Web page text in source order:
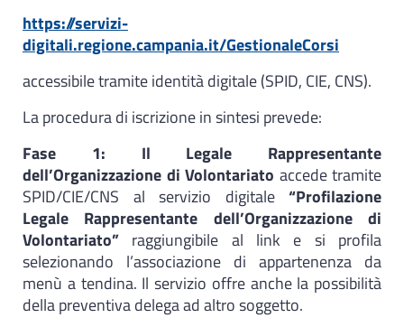
https://servizi-
digitali.regione.campania.it/GestionaleCorsi
accessibile tramite identità digitale (SPID, CIE, CNS).
La procedura di iscrizione in sintesi prevede:
Fase 1: Il Legale Rappresentante
dell’Organizzazione di Volontariato accede tramite
SPID/CIE/CNS al servizio digitale “Profilazione
Legale Rappresentante dell’Organizzazione di
Volontariato” raggiungibile al link e si profila
selezionando l’associazione di appartenenza da
menù a tendina. Il servizio offre anche la possibilità
della preventiva delega ad altro soggetto.